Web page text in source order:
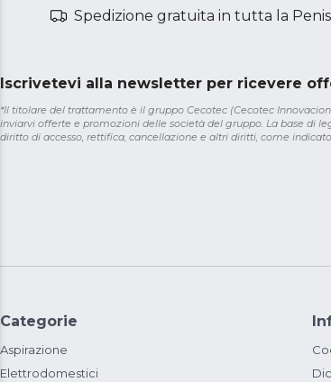
Spedizione gratuita in tutta la
Iscrivetevi alla newsletter per ricevere
*Il titolare del trattamento è il gruppo Cecotec (Cecotec
inviarvi offerte e promozioni delle società del gruppo. La base di
diritto di accesso, rettifica, cancellazione e altri diritti, come
Categorie
Aspirazione
Elettrodomestici